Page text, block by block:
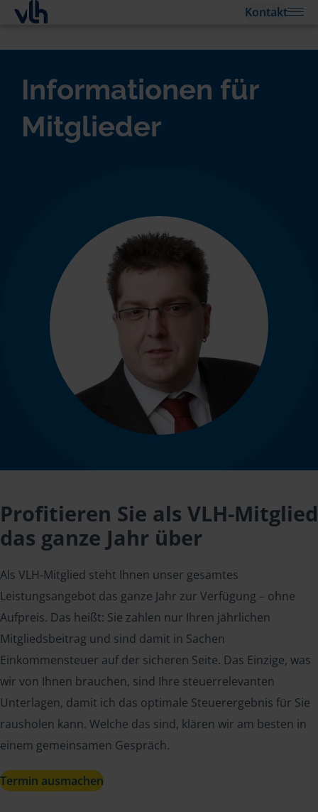
Kontakt
Informationen für
Mitglieder
Profitieren Sie als VLH-Mitglied
das ganze Jahr über
Als VLH-Mitglied steht Ihnen unser gesamtes
Leistungsangebot das ganze Jahr zur Verfügung – ohne
Aufpreis. Das heißt: Sie zahlen nur Ihren jährlichen
Mitgliedsbeitrag und sind damit in Sachen
Einkommensteuer auf der sicheren Seite. Das Einzige, was
wir von Ihnen brauchen, sind Ihre steuerrelevanten
Unterlagen, damit ich das optimale Steuerergebnis für Sie
rausholen kann. Welche das sind, klären wir am besten in
einem gemeinsamen Gespräch.
Termin ausmachen